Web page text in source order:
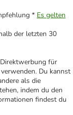
* Es gelten
der letzten 30
für
Du kannst
als die
indem du den
findest du